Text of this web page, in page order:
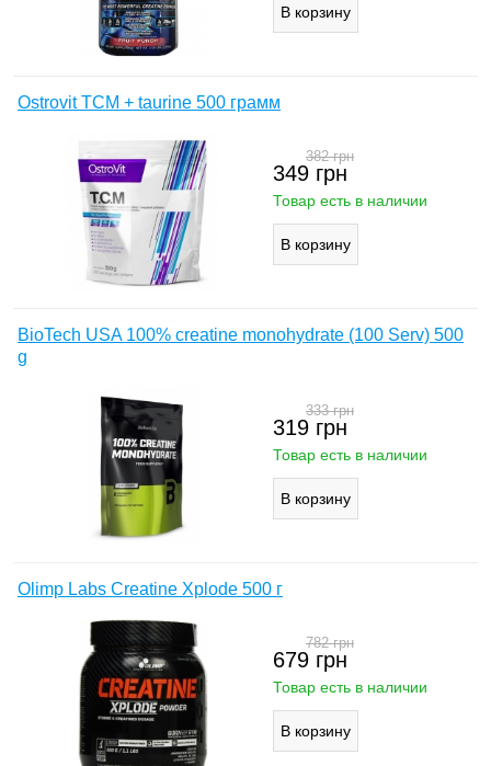
Ostrovit TCM + taurine 500 грамм
349 грн
382грн
Товар есть в наличии
BioTech USA 100% creatine monohydrate (100 Serv) 500
g
319 грн
333грн
Товар есть в наличии
Olimp Labs Creatine Xplode 500 г
679 грн
782грн
Товар есть в наличии